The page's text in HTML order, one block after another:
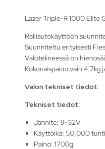
Lazer Triple-R 1000 Elite
Ralliautokäyttöön
Suunniteltu erityisesti
Valotelineessä on
Kokonaispaino vain
Valon tekniset tiedot:
Tekniset tiedot:
Jännite: 9-32V
Käyttöikä: 50,000
Paino: 1700g